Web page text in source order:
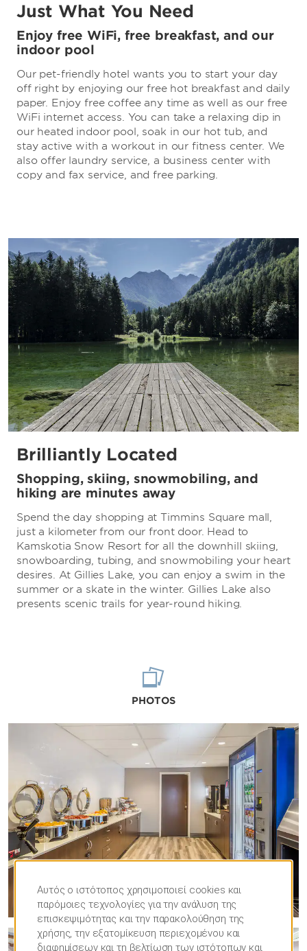
Just What You Need
Enjoy free WiFi, free breakfast, and our
indoor pool
Our pet-friendly hotel wants you to start your day
off right by enjoying our free hot breakfast and daily
paper. Enjoy free coffee any time as well as our free
WiFi internet access. You can take a relaxing dip in
our heated indoor pool, soak in our hot tub, and
stay active with a workout in our fitness center. We
also offer laundry service, a business center with
copy and fax service, and free parking.
Brilliantly Located
Shopping, skiing, snowmobiling, and
hiking are minutes away
Spend the day shopping at Timmins Square mall,
just a kilometer from our front door. Head to
Kamskotia Snow Resort for all the downhill skiing,
snowboarding, tubing, and snowmobiling your heart
desires. At Gillies Lake, you can enjoy a swim in the
summer or a skate in the winter. Gillies Lake also
presents scenic trails for year-round hiking.
PHOTOS
Αυτός ο ιστότοπος χρησιμοποιεί cookies και
παρόμοιες τεχνολογίες για την ανάλυση της
επισκεψιμότητας και την παρακολούθηση της
χρήσης, την εξατομίκευση περιεχομένου και
διαφημίσεων και τη βελτίωση των ιστότοπων και